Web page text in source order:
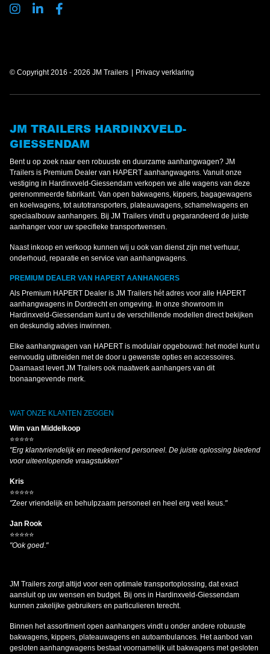
© Copyright 2016 - 2026 JM Trailers Privacy verklaring
JM TRAILERS HARDINXVELD-
GIESSENDAM
Bent u op zoek naar een robuuste en duurzame aanhangwagen? JM
Trailers is Premium Dealer van HAPERT aanhangwagens. Vanuit onze
vestiging in Hardinxveld-Giessendam verkopen we alle wagens van deze
gerenommeerde fabrikant. Van open bakwagens, kippers, bagagewagens
en koelwagens, tot autotransporters, plateauwagens, schamelwagens en
speciaalbouw aanhangers. Bij JM Trailers vindt u gegarandeerd de juiste
aanhanger voor uw specifieke transportwensen.
Naast inkoop en verkoop kunnen wij u ook van dienst zijn met verhuur,
onderhoud, reparatie en service van aanhangwagens.
PREMIUM DEALER VAN HAPERT AANHANGERS
Als Premium HAPERT Dealer is JM Trailers hét adres voor alle HAPERT
aanhangwagens in Dordrecht en omgeving. In onze showroom in
Hardinxveld-Giessendam kunt u de verschillende modellen direct bekijken
en deskundig advies inwinnen.
Elke aanhangwagen van HAPERT is modulair opgebouwd: het model kunt u
eenvoudig uitbreiden met de door u gewenste opties en accessoires.
Daarnaast levert JM Trailers ook maatwerk aanhangers van dit
toonaangevende merk.
WAT ONZE KLANTEN ZEGGEN
Wim van Middelkoop
⭐⭐⭐⭐⭐
"Erg klantvriendelijk en meedenkend personeel. De juiste oplossing biedend
voor uiteenlopende vraagstukken"
Kris
⭐⭐⭐⭐⭐
"Zeer vriendelijk en behulpzaam personeel en heel erg veel keus."
Jan Rook
⭐⭐⭐⭐⭐
"Ook goed."
JM Trailers zorgt altijd voor een optimale transportoplossing, dat exact
aansluit op uw wensen en budget. Bij ons in Hardinxveld-Giessendam
kunnen zakelijke gebruikers en particulieren terecht.
Binnen het assortiment open aanhangers vindt u onder andere robuuste
bakwagens, kippers, plateauwagens en autoambulances. Het aanbod van
gesloten aanhangwagens bestaat voornamelijk uit bakwagens met gesloten